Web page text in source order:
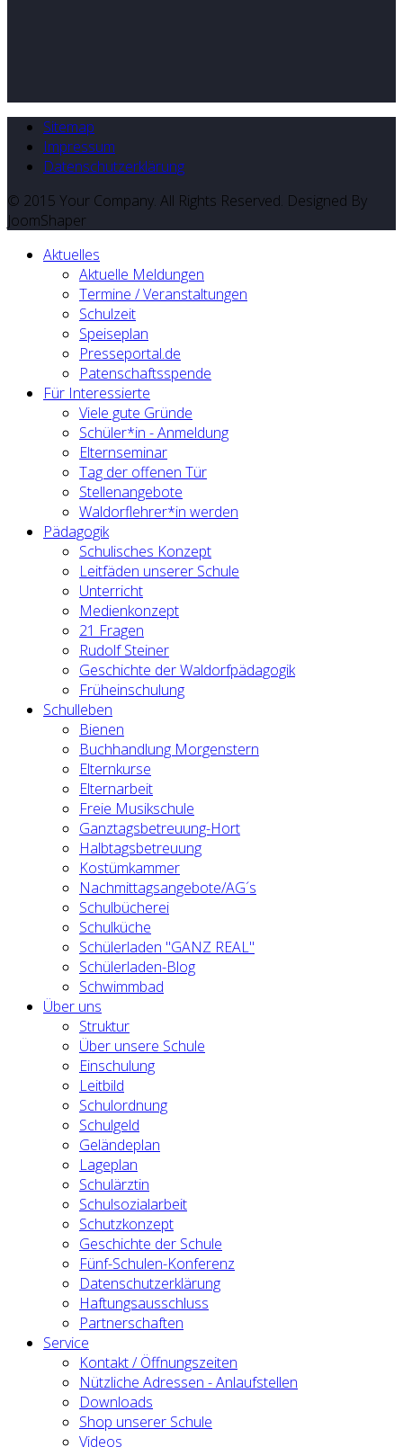
Sitemap
Impressum
Datenschutzerklärung
© 2015 Your Company. All Rights Reserved. Designed By
JoomShaper
Aktuelles
Aktuelle Meldungen
Termine / Veranstaltungen
Schulzeit
Speiseplan
Presseportal.de
Patenschaftsspende
Für Interessierte
Viele gute Gründe
Schüler*in - Anmeldung
Elternseminar
Tag der offenen Tür
Stellenangebote
Waldorflehrer*in werden
Pädagogik
Schulisches Konzept
Leitfäden unserer Schule
Unterricht
Medienkonzept
21 Fragen
Rudolf Steiner
Geschichte der Waldorfpädagogik
Früheinschulung
Schulleben
Bienen
Buchhandlung Morgenstern
Elternkurse
Elternarbeit
Freie Musikschule
Ganztagsbetreuung-Hort
Halbtagsbetreuung
Kostümkammer
Nachmittagsangebote/AG´s
Schulbücherei
Schulküche
Schülerladen "GANZ REAL"
Schülerladen-Blog
Schwimmbad
Über uns
Struktur
Über unsere Schule
Einschulung
Leitbild
Schulordnung
Schulgeld
Geländeplan
Lageplan
Schulärztin
Schulsozialarbeit
Schutzkonzept
Geschichte der Schule
Fünf-Schulen-Konferenz
Datenschutzerklärung
Haftungsausschluss
Partnerschaften
Service
Kontakt / Öffnungszeiten
Nützliche Adressen - Anlaufstellen
Downloads
Shop unserer Schule
Videos